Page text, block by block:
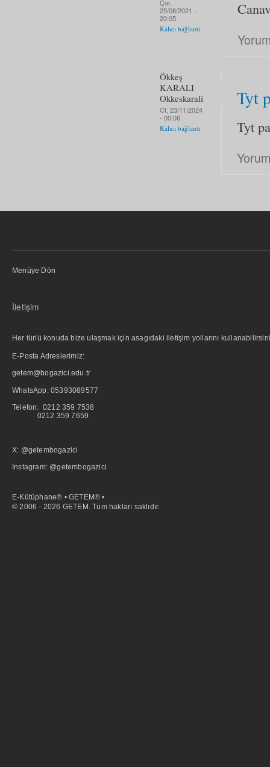
Çar,
25/08/2021 -
20:05
Kalıcı bağlantı
Ökkeş
KARALI
Okkeskarali
Ct, 23/11/2024
- 00:06
Kalıcı bağlantı
Tyt
Tyt
Menüye Dön
İletişim
Her türlü konuda bize ulaşmak için asagıdaki iletişim yollarını
E-Posta Adreslerimiz:
getem@bogazici.edu.tr
WhatsApp: 05393089577
Telefon: 0212 359 7538
0212 359 7659
X: @getembogazici
İnstagram: @getembogazici
E-Kütüphane® • GETEM® •
© 2006 - 2026 GETEM. Tüm hakları saklıdır.